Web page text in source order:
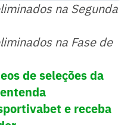
na Segunda
na Fase de
de seleções da
e receba